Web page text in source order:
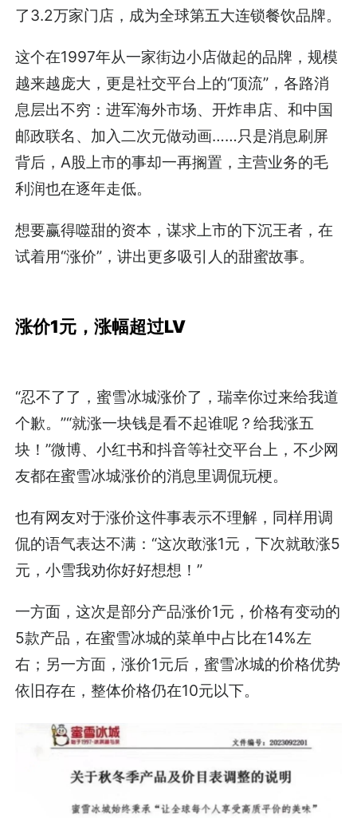
了3.2万家门店，成为全球第五大连锁餐饮品牌。
这个在1997年从一家街边小店做起的品牌，规模
越来越庞大，更是社交平台上的“顶流”，各路消
息层出不穷：进军海外市场、开炸串店、和中国
邮政联名、加入二次元做动画……只是消息刷屏
背后，A股上市的事却一再搁置，主营业务的毛
利润也在逐年走低。
想要赢得噬甜的资本，谋求上市的下沉王者，在
试着用“涨价”，讲出更多吸引人的甜蜜故事。
涨价1元，涨幅超过LV
“忍不了了，蜜雪冰城涨价了，瑞幸你过来给我道
个歉。”“就涨一块钱是看不起谁呢？给我涨五
块！”微博、小红书和抖音等社交平台上，不少网
友都在蜜雪冰城涨价的消息里调侃玩梗。
也有网友对于涨价这件事表示不理解，同样用调
侃的语气表达不满：“这次敢涨1元，下次就敢涨5
元，小雪我劝你好好想想！”
一方面，这次是部分产品涨价1元，价格有变动的
5款产品，在蜜雪冰城的菜单中占比在14%左
右；另一方面，涨价1元后，蜜雪冰城的价格优势
依旧存在，整体价格仍在10元以下。